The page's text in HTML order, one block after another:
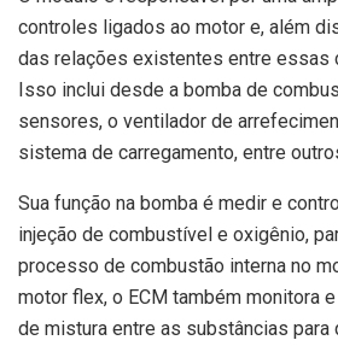
controles ligados ao motor e, além
das relações existentes entre essas
Isso inclui desde a bomba de
sensores, o ventilador de
sistema de carregamento, entre
Sua função na bomba é medir e
injeção de combustível e oxigênio,
processo de combustão interna no
motor flex, o ECM também monitora
de mistura entre as substâncias para